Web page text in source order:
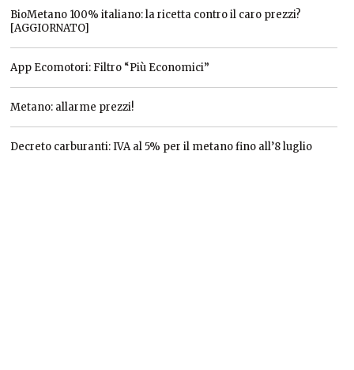
BioMetano 100% italiano: la ricetta contro il caro prezzi?
[AGGIORNATO]
App Ecomotori: Filtro “Più Economici”
Metano: allarme prezzi!
Decreto carburanti: IVA al 5% per il metano fino all’8 luglio